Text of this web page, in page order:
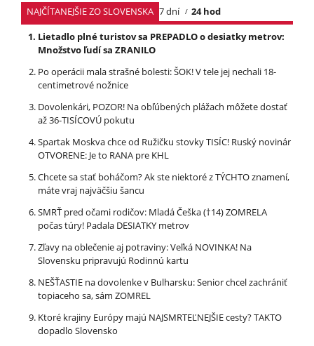
NAJČÍTANEJŠIE ZO SLOVENSKA 7 dní
24 hod
Lietadlo plné turistov sa PREPADLO o desiatky metrov:
Množstvo ľudí sa ZRANILO
Po operácii mala strašné bolesti: ŠOK! V tele jej nechali 18-
centimetrové nožnice
Dovolenkári, POZOR! Na obľúbených plážach môžete dostať
až 36-TISÍCOVÚ pokutu
Spartak Moskva chce od Ružičku stovky TISÍC! Ruský novinár
OTVORENE: Je to RANA pre KHL
Chcete sa stať boháčom? Ak ste niektoré z TÝCHTO znamení,
máte vraj najväčšiu šancu
SMRŤ pred očami rodičov: Mladá Češka (†14) ZOMRELA
počas túry! Padala DESIATKY metrov
Zľavy na oblečenie aj potraviny: Veľká NOVINKA! Na
Slovensku pripravujú Rodinnú kartu
NEŠŤASTIE na dovolenke v Bulharsku: Senior chcel zachrániť
topiaceho sa, sám ZOMREL
Ktoré krajiny Európy majú NAJSMRTEĽNEJŠIE cesty? TAKTO
dopadlo Slovensko